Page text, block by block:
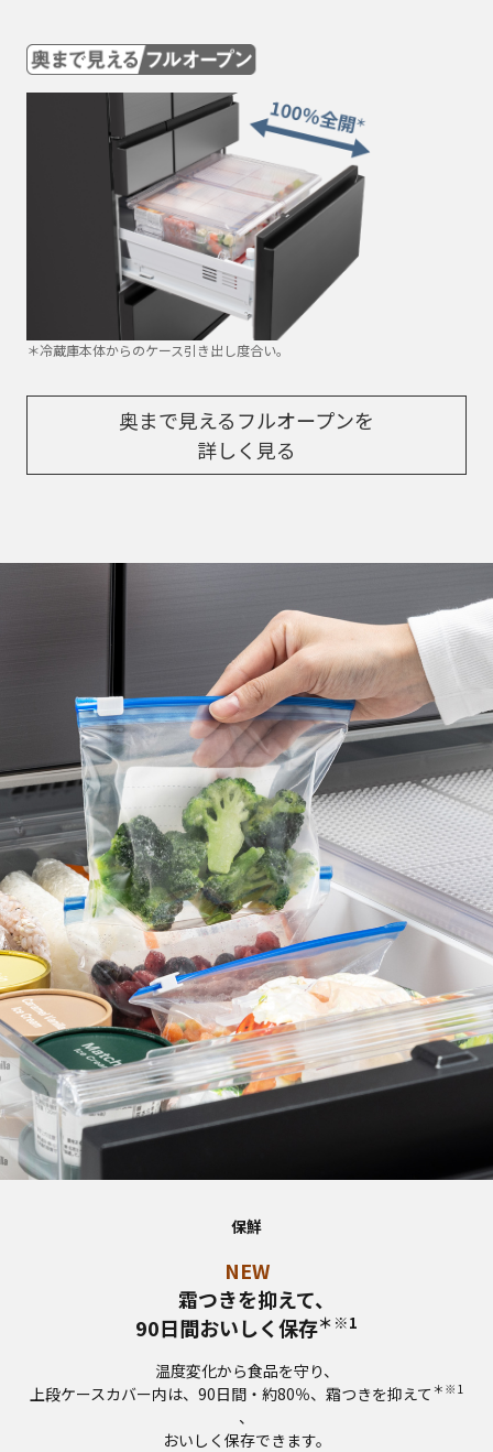
＊冷蔵庫本体からのケース引き出し度合い。​
奥まで見えるフルオープンを
詳しく見る​
保鮮
NEW
霜つきを抑えて、
90日間おいしく保存＊※1
温度変化から食品を守り、
上段ケースカバー内は、90日間・約80％、霜つきを抑えて ＊※1
、
おいしく保存できます。